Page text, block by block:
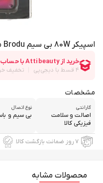
اسپیکر 80W بی سیم Brodu مدل BTS-1910 - مشکی
مشخصات
گارانتی
اصالت و سلامت
فیزیکی کالا
نوع اتصال
بی سیم و
۷ روز ضمانت بازگشت کالا
محصولات مشابه